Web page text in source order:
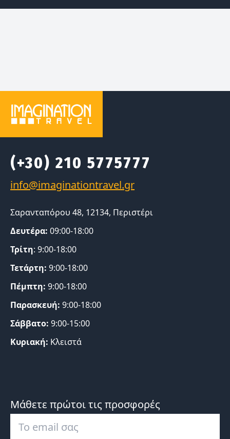
(+30) 210 5775777
Σαρανταπόρου 48, 12134, Περιστέρι
Δευτέρα: 09:00-18:00
Τρίτη: 9:00-18:00
Τετάρτη: 9:00-18:00
Πέμπτη: 9:00-18:00
Παρασκευή: 9:00-18:00
Σάββατο: 9:00-15:00
Κυριακή: Κλειστά
Μάθετε πρώτοι τις προσφορές